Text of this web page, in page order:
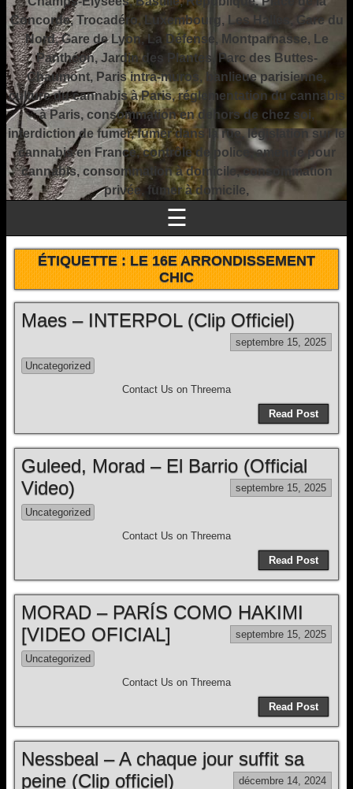
Concorde, Trocadéro, Luxembourg, Les Halles, Gare du
Nord, Gare de Lyon, La Défense, Montparnasse, Le
Panthéon, Jardin des Plantes, Parc des Buttes-
Chaumont, Paris intra-muros, banlieue parisienne,
culture du cannabis à Paris, réglementation du cannabis
à Paris, consommation en dehors de chez soi,
interdiction de fumer, fumer dans la rue, législation sur le
cannabis en France, contrôle de police, amende pour
cannabis, consommation à domicile, consommation
privée, fumer à domicile,
☰
ÉTIQUETTE :LE 16E ARRONDISSEMENT
CHIC
Maes – INTERPOL (Clip Officiel)
septembre 15, 2025
Uncategorized
Contact Us on Threema
Read Post
Guleed, Morad – El Barrio (Official
Video)
septembre 15, 2025
Uncategorized
Contact Us on Threema
Read Post
MORAD – PARÍS COMO HAKIMI
[VIDEO OFICIAL]
septembre 15, 2025
Uncategorized
Contact Us on Threema
Read Post
Nessbeal – A chaque jour suffit sa
peine (Clip officiel)
décembre 14, 2024